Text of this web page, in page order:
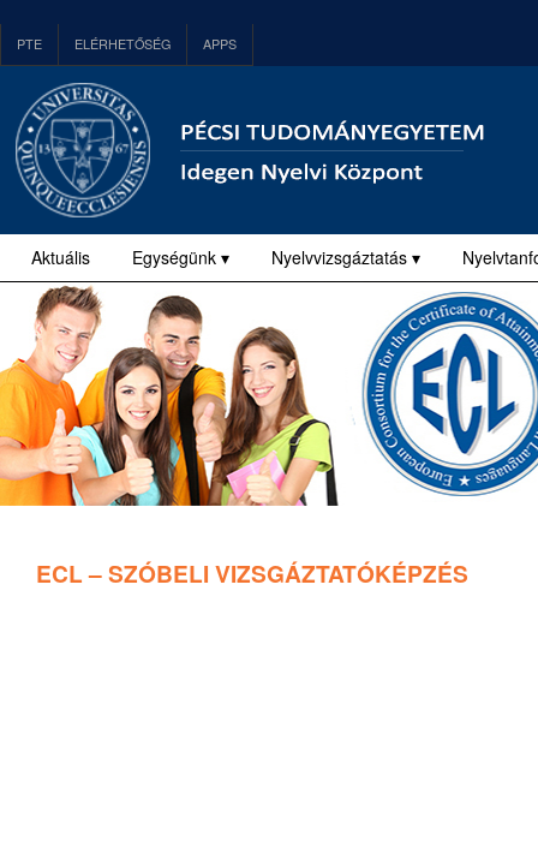
PTE ELÉRHETŐSÉG APPS
Aktuális Egységünk ▾ Nyelvvizsgáztatás ▾
ECL – SZÓBELI VIZSGÁZTATÓKÉPZÉS